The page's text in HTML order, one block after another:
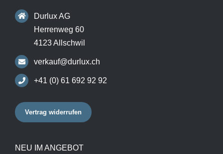
Durlux AG
Herrenweg 60
4123 Allschwil
verkauf@durlux.ch
+41 (0) 61 692 92 92
Vertrag widerrufen
NEU IM ANGEBOT